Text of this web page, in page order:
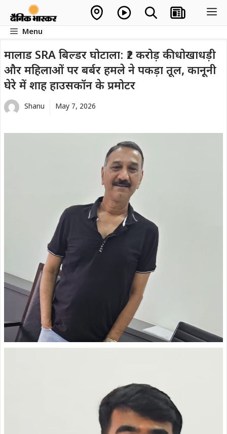
contentMenu
मालाड SRA बिल्डर घोटाला: ₹2 करोड़ की धोखाधड़ी
और महिलाओं पर बर्बर हमले ने पकड़ा तूल, कानूनी
घेरे में शाह हाउसकॉन के प्रमोटर
Shanu May 7, 2026